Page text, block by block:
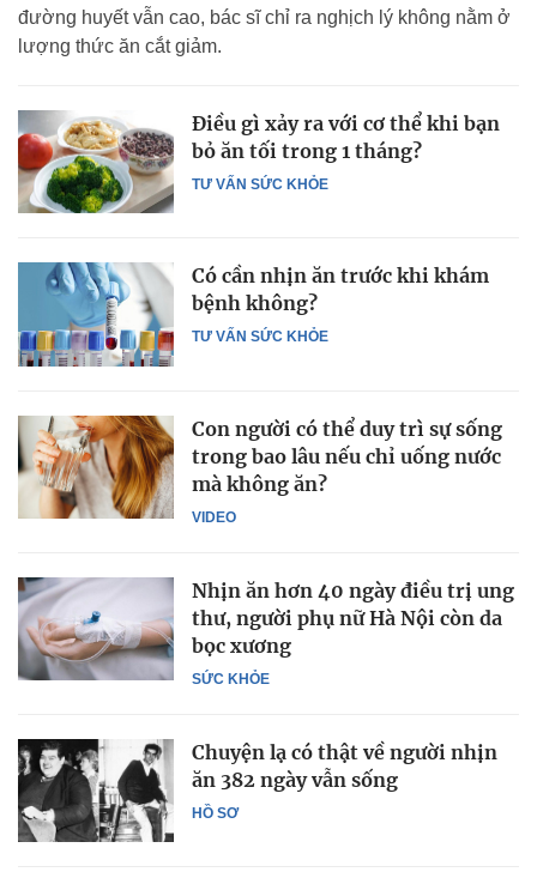
đường huyết vẫn cao, bác sĩ chỉ ra nghịch lý không nằm ở
lượng thức ăn cắt giảm.
TƯ VẤN SỨC KHỎE
Điều gì xảy ra với cơ thể khi bạn
bỏ ăn tối trong 1 tháng?
TƯ VẤN SỨC KHỎE
Có cần nhịn ăn trước khi khám
bệnh không?
VIDEO
Con người có thể duy trì sự sống
trong bao lâu nếu chỉ uống nước
mà không ăn?
SỨC KHỎE
Nhịn ăn hơn 40 ngày điều trị ung
thư, người phụ nữ Hà Nội còn da
bọc xương
HỒ SƠ
Chuyện lạ có thật về người nhịn
ăn 382 ngày vẫn sống